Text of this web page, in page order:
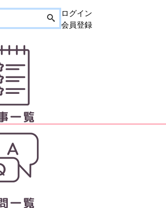
ログイン
会員登録